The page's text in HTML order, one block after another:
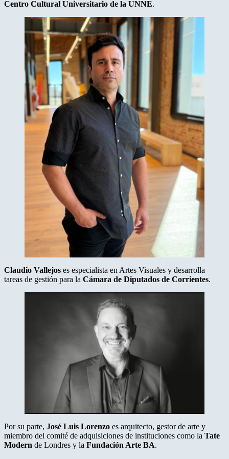
Centro Cultural Universitario de la UNNE.
Claudio Vallejos es especialista en Artes Visuales y desarrolla
tareas de gestión para la Cámara de Diputados de Corrientes.
Por su parte, José Luis Lorenzo es arquitecto, gestor de arte y
miembro del comité de adquisiciones de instituciones como la Tate
Modern de Londres y la Fundación Arte BA.